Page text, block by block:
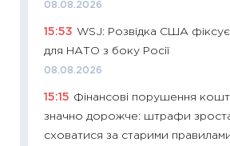
08.08.2026
15:53 WSJ: Розвідка США фіксує
для НАТО з боку Росії
08.08.2026
15:15 Фінансові порушення
значно дорожче: штрафи
сховатися за старими